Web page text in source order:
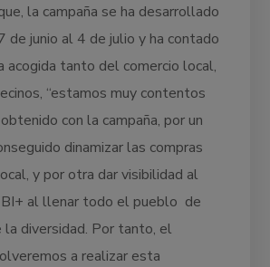
la campaña se ha desarrollado
de junio al 4 de julio y ha contado
acogida tanto del comercio local,
“estamos muy contentos
con la campaña, por un
dinamizar las compras
y por otra dar visibilidad al
al llenar todo el pueblo de
diversidad. Por tanto, el
a realizar esta